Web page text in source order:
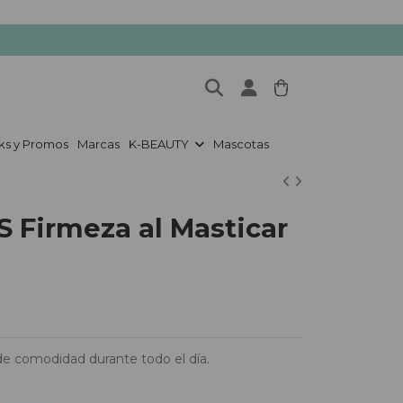
y Promos Marcas K-BEAUTY Mascotas
Firmeza al Masticar
comodidad durante todo el día.